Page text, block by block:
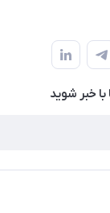
ساحلي ، بازار
پهلواني
خبر شوید